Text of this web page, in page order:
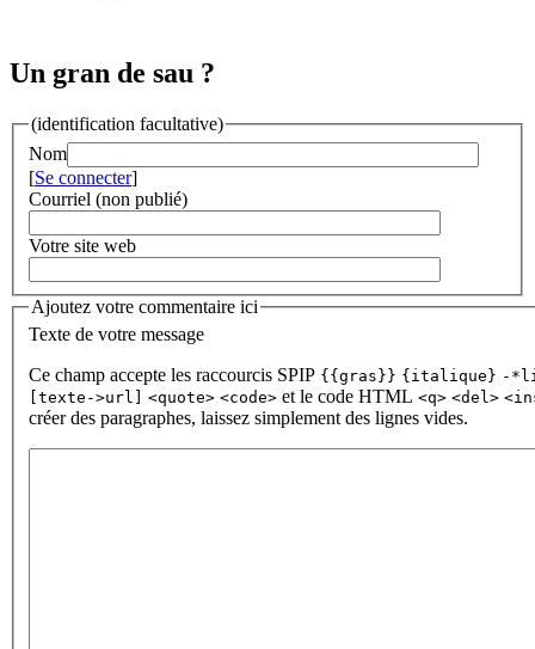
Un gran de sau ?
(identification facultative)
Nom
[Se connecter]
Courriel (non publié)
Votre site web
Ajoutez votre commentaire ici
Texte de votre message
Ce champ accepte les raccourcis SPIP {{gras}} {italique} -
[texte->url]
<quote> <code> et le code HTML <q> <del>
créer des paragraphes, laissez simplement des lignes vides.